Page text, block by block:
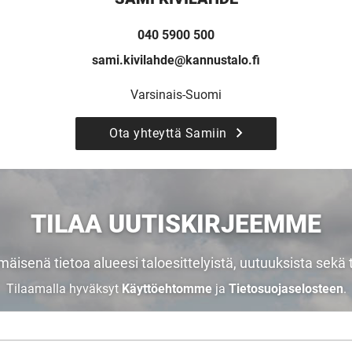
040 5900 500
sami.kivilahde@kannustalo.fi
Varsinais-Suomi
Ota yhteyttä Samiin
TILAA UUTISKIRJEEMME
tietoa alueesi taloesittelyistä, uutuuksista sekä
Tilaamalla hyväksyt Käyttöehtomme ja Tietosuojaselosteen.
UNELMISTA
ON